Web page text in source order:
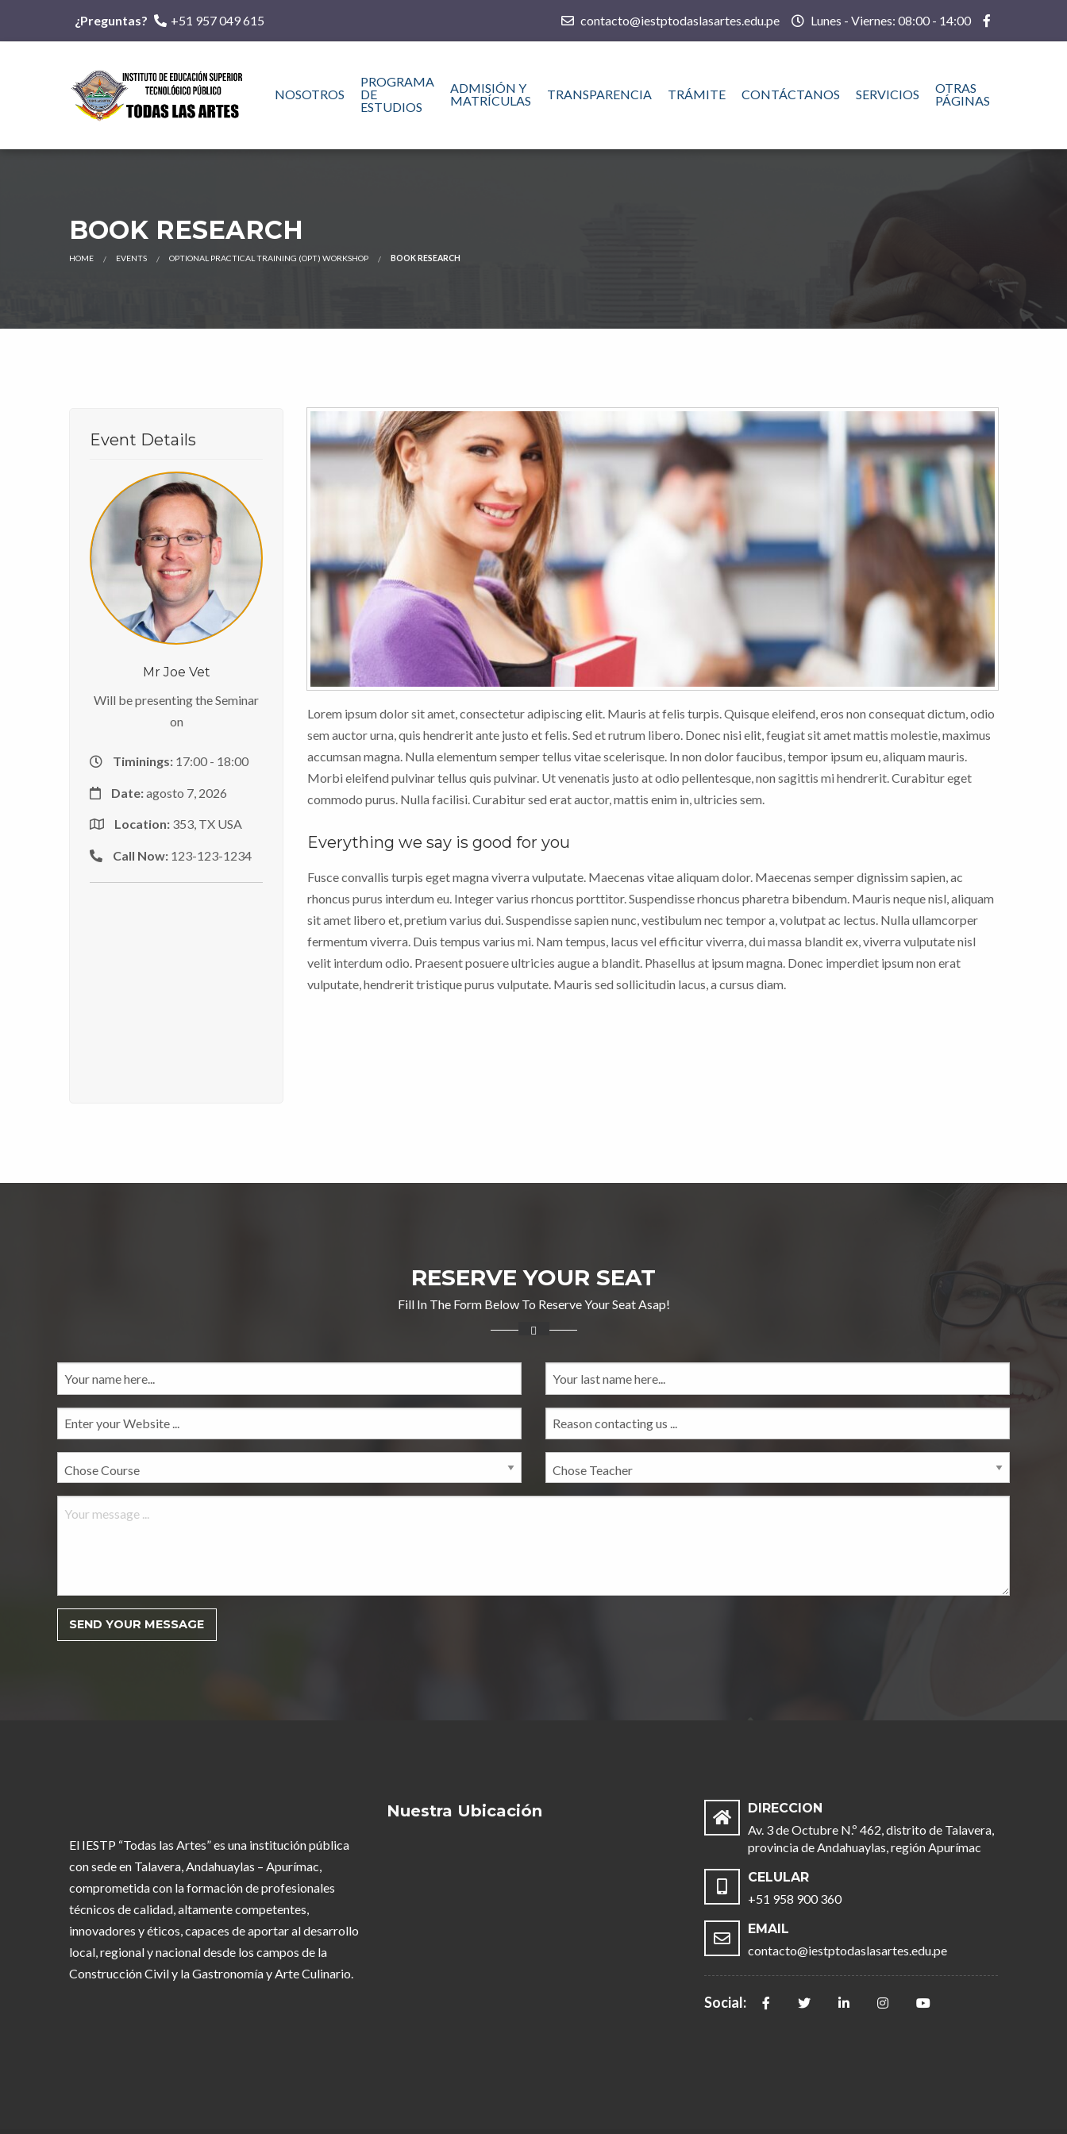
¿Preguntas? +51 957 049 615 contacto@iestptodaslasartes.edu.pe Lunes - Viernes: 08:00 - 14:00
NOSOTROS
PROGRAMA
DE
ESTUDIOS
ADMISIÓN Y
MATRÍCULAS
TRANSPARENCIA TRÁMITE CONTÁCTANOS SERVICIOS
OTRAS
PÁGINAS
BOOK RESEARCH
HOME EVENTS OPTIONAL PRACTICAL TRAINING (OPT) WORKSHOP BOOK RESEARCH
Event Details
Mr Joe Vet
Will be presenting the Seminar
on
Timinings: 17:00 - 18:00
Date:agosto 7, 2026
Location: 353, TX USA
Call Now: 123-123-1234
Lorem ipsum dolor sit amet, consectetur adipiscing elit. Mauris at felis turpis. Quisque eleifend, eros non consequat dictum, odio
sem auctor urna, quis hendrerit ante justo et felis. Sed et rutrum libero. Donec nisi elit, feugiat sit amet mattis molestie, maximus
accumsan magna. Nulla elementum semper tellus vitae scelerisque. In non dolor faucibus, tempor ipsum eu, aliquam mauris.
Morbi eleifend pulvinar tellus quis pulvinar. Ut venenatis justo at odio pellentesque, non sagittis mi hendrerit. Curabitur eget
commodo purus. Nulla facilisi. Curabitur sed erat auctor, mattis enim in, ultricies sem.
Everything we say is good for you
Fusce convallis turpis eget magna viverra vulputate. Maecenas vitae aliquam dolor. Maecenas semper dignissim sapien, ac
rhoncus purus interdum eu. Integer varius rhoncus porttitor. Suspendisse rhoncus pharetra bibendum. Mauris neque nisl, aliquam
sit amet libero et, pretium varius dui. Suspendisse sapien nunc, vestibulum nec tempor a, volutpat ac lectus. Nulla ullamcorper
fermentum viverra. Duis tempus varius mi. Nam tempus, lacus vel efficitur viverra, dui massa blandit ex, viverra vulputate nisl
velit interdum odio. Praesent posuere ultricies augue a blandit. Phasellus at ipsum magna. Donec imperdiet ipsum non erat
vulputate, hendrerit tristique purus vulputate. Mauris sed sollicitudin lacus, a cursus diam.
RESERVE YOUR SEAT
Fill In The Form Below To Reserve Your Seat Asap!
El IESTP “Todas las Artes” es una institución pública
con sede en Talavera, Andahuaylas – Apurímac,
comprometida con la formación de profesionales
técnicos de calidad, altamente competentes,
innovadores y éticos, capaces de aportar al desarrollo
local, regional y nacional desde los campos de la
Construcción Civil y la Gastronomía y Arte Culinario.
Nuestra Ubicación
DIRECCION
Av. 3 de Octubre N.º 462, distrito de Talavera,
provincia de Andahuaylas, región Apurímac
CELULAR
+51 958 900 360
EMAIL
contacto@iestptodaslasartes.edu.pe
Social: